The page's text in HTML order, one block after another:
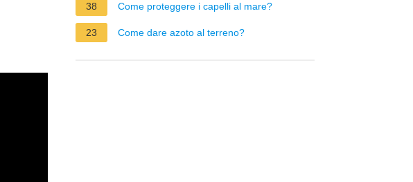
38
Come proteggere i capelli al mare?
23 Come dare azoto al terreno?